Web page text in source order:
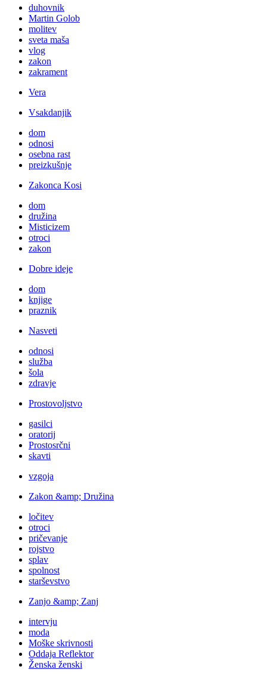
duhovnik
Martin Golob
molitev
sveta maša
vlog
zakon
zakrament
Vera
Vsakdanjik
dom
odnosi
osebna rast
preizkušnje
Zakonca Kosi
dom
družina
Misticizem
otroci
zakon
Dobre ideje
dom
knjige
praznik
Nasveti
odnosi
služba
šola
zdravje
Prostovoljstvo
gasilci
oratorij
Prostosrčni
skavti
vzgoja
Zakon &amp; Družina
ločitev
otroci
pričevanje
rojstvo
splav
spolnost
starševstvo
Zanjo &amp; Zanj
intervju
moda
Moške skrivnosti
Oddaja Reflektor
Ženska ženski